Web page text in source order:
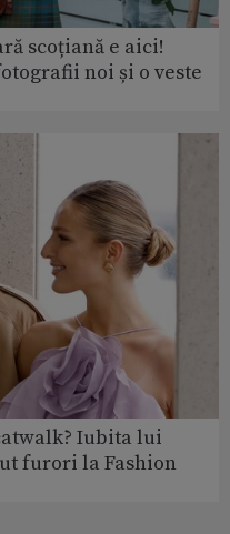
scoțiană e aici!
noi și o veste
Iubita lui
furori la Fashion